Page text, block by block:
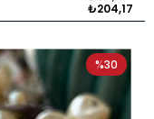
₺204,17
%30